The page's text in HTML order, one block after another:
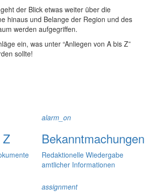
der Blick etwas weiter über die
hinaus und Belange der Region und des
werden aufgegriffen.
ein, was unter “Anliegen von A bis Z”
sollte!
alarm_on
Bekanntmachungen
Redaktionelle Wiedergabe
amtlicher Informationen
assignment